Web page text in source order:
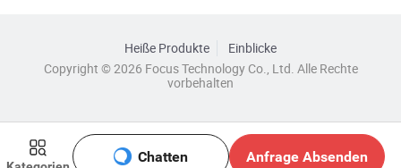
Chatten Anfrage Absenden
Heiße Produkte
Einblicke
Copyright © 2026 Focus Technology Co., Ltd. Alle Rechte
vorbehalten